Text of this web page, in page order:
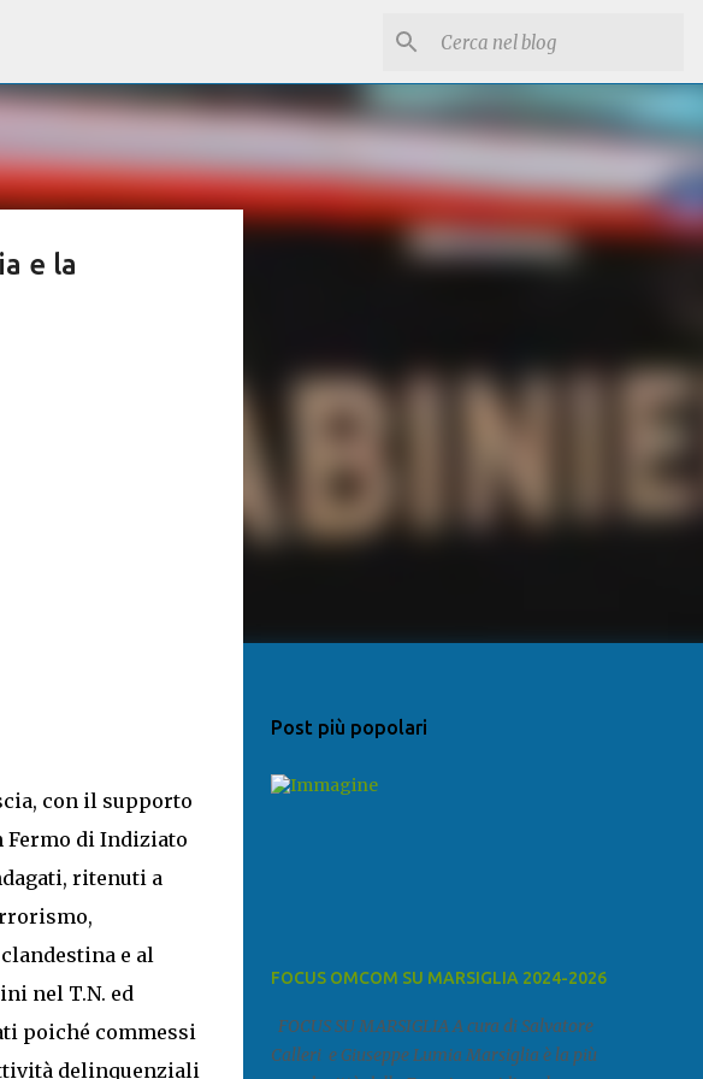
e la
con il supporto
Fermo di Indiziato
ritenuti a
e al
nel T.N. ed
poiché commessi
delinquenziali
Post più popolari
FOCUS OMCOM SU MARSIGLIA 2024-2026
FOCUS SU MARSIGLIA A cura di Salvatore
Calleri e Giuseppe Lumia Marsiglia è la più